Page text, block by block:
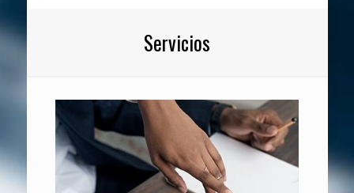
Servicios